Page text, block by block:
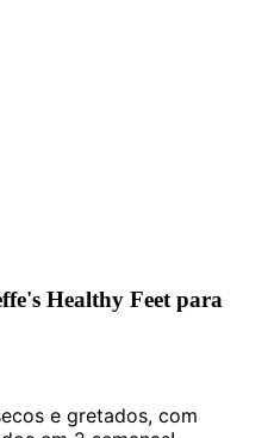
Healthy Feet para
e gretados, com